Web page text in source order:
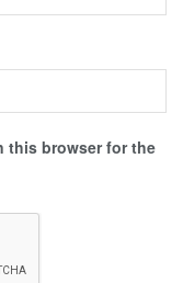
this browser for the